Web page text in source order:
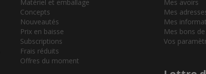
Matériel et emballage
Concepts
Nouveautés
Prix en baisse
Subscriptions
Frais réduits
Offres du moment
Mes avoirs
Mes
Mes
Mes bons
Vos